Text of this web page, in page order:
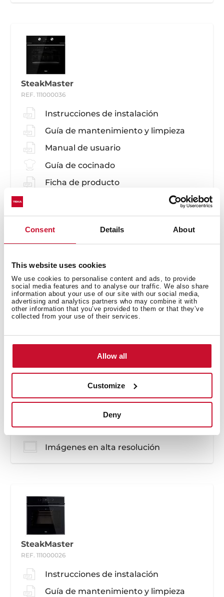
Consent Details About
This website uses cookies
We use cookies to personalise content and ads, to provide
social media features and to analyse our traffic. We also share
information about your use of our site with our social media,
advertising and analytics partners who may combine it with
other information that you’ve provided to them or that they’ve
collected from your use of their services.
Allow all
Customize
Deny
SteakMaster
REF. 111000036
Instrucciones de instalación
Guía de mantenimiento y limpieza
Manual de usuario
Guía de cocinado
Ficha de producto
Imágenes en alta resolución
SteakMaster
Instrucciones de instalación
Guía de mantenimiento y limpieza
Guía de cocinado
Ficha de producto
Dibujo técnico
Imágenes en alta resolución
SteakMaster
REF. 111000026
Instrucciones de instalación
Guía de mantenimiento y limpieza